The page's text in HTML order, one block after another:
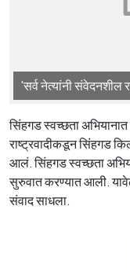
'सर्व नेत्यांनी संवेदनशील
सिंहगड स्वच्छता
राष्ट्रवादीकडून सिंहगड
आलं. सिंहगड स्वच्छता
सुरुवात करण्यात आली.
संवाद साधला.